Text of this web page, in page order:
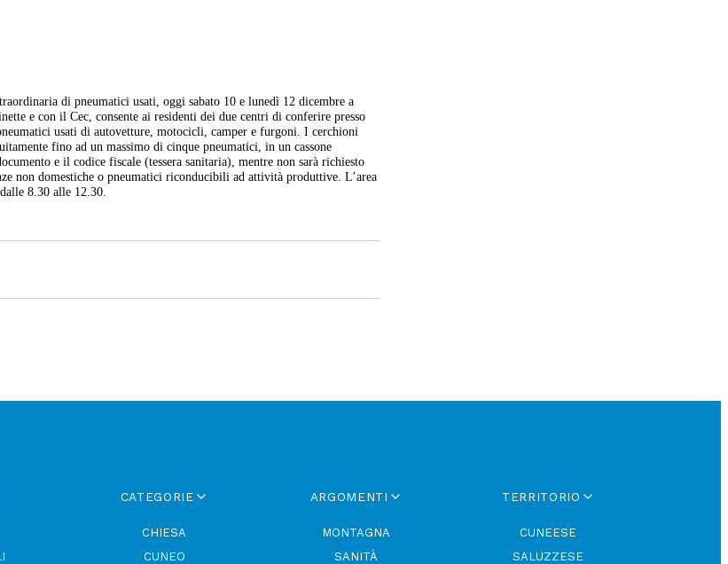
di pneumatici usati, oggi sabato 10 e lunedì 12 dicembre a
e con il Cec, consente ai residenti dei due centri di conferire presso
usati di autovetture, motocicli, camper e furgoni. I cerchioni
fino ad un massimo di cinque pneumatici, in un cassone
e il codice fiscale (tessera sanitaria), mentre non sarà richiesto
non domestiche o pneumatici riconducibili ad attività produttive. L’area
8.30 alle 12.30.
CATEGORIE
CHIESA
CUNEO
ARGOMENTI
MONTAGNA
SANITÀ
TERRITORIO
CUNEESE
SALUZZESE